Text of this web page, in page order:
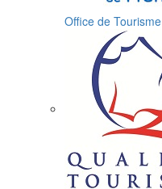
Office de Tourisme